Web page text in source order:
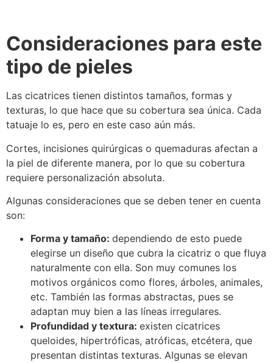
Consideraciones para este
tipo de pieles
Las cicatrices tienen distintos tamaños, formas y
texturas, lo que hace que su cobertura sea única. Cada
tatuaje lo es, pero en este caso aún más.
Cortes, incisiones quirúrgicas o quemaduras afectan a
la piel de diferente manera, por lo que su cobertura
requiere personalización absoluta.
Algunas consideraciones que se deben tener en cuenta
son:
Forma y tamaño: dependiendo de esto puede
elegirse un diseño que cubra la cicatriz o que fluya
naturalmente con ella. Son muy comunes los
motivos orgánicos como flores, árboles, animales,
etc. También las formas abstractas, pues se
adaptan muy bien a las líneas irregulares.
Profundidad y textura: existen cicatrices
queloides, hipertróficas, atróficas, etcétera, que
presentan distintas texturas. Algunas se elevan